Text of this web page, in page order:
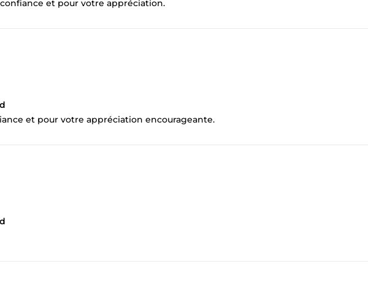
et pour votre appréciation.
et pour votre appréciation encourageante.